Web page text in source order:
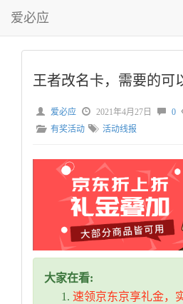
爱必应
王者改名卡，需要的可
爱必应 2021年4月27日 0
有奖活动
活动线报
大家在看:
速领京东京享礼金，